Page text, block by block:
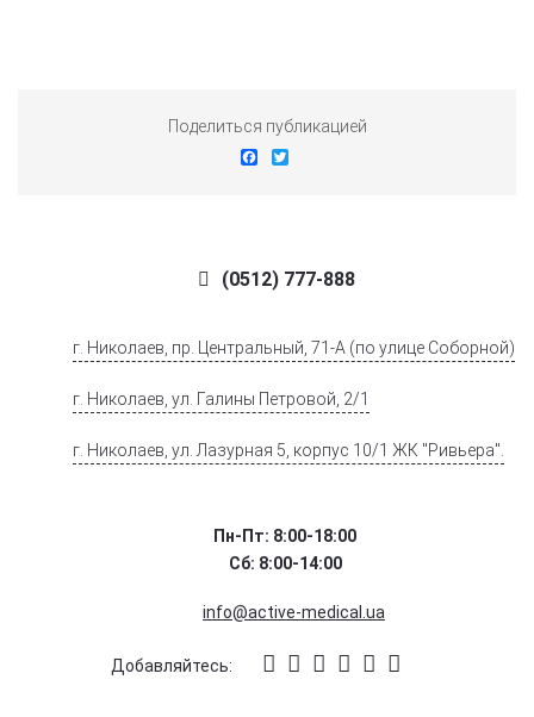
Поделиться публикацией
(0512) 777-888
г. Николаев, пр. Центральный, 71-А (по улице Соборной)
г. Николаев, ул. Галины Петровой, 2/1
г. Николаев, ул. Лазурная 5, корпус 10/1 ЖК "Ривьера".
Пн-Пт: 8:00-18:00
Сб: 8:00-14:00
info@active-medical.ua
Добавляйтесь: